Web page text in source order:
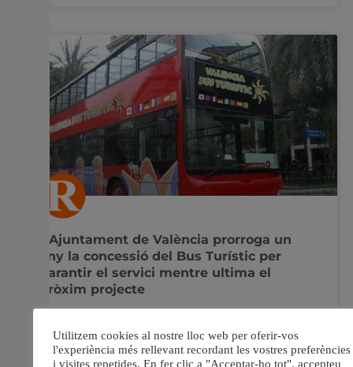
L’Ajuntament de València prorroga un
any la concessió del Bus Turístic per
garantir el servici mentre ultima el
pròxim projecte
del servici municipal. El regidor de Mobilitat Sostenible
en funcions de l’Ajuntament de València, Giuseppe